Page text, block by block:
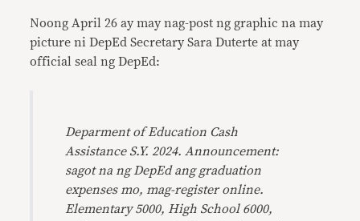
Noong April 26 ay may nag-post ng graphic na may
picture ni DepEd Secretary Sara Duterte at may
official seal ng DepEd:
Deparment of Education Cash
Assistance S.Y. 2024. Announcement:
sagot na ng DepEd ang graduation
expenses mo, mag-register online.
Elementary 5000, High School 6000,